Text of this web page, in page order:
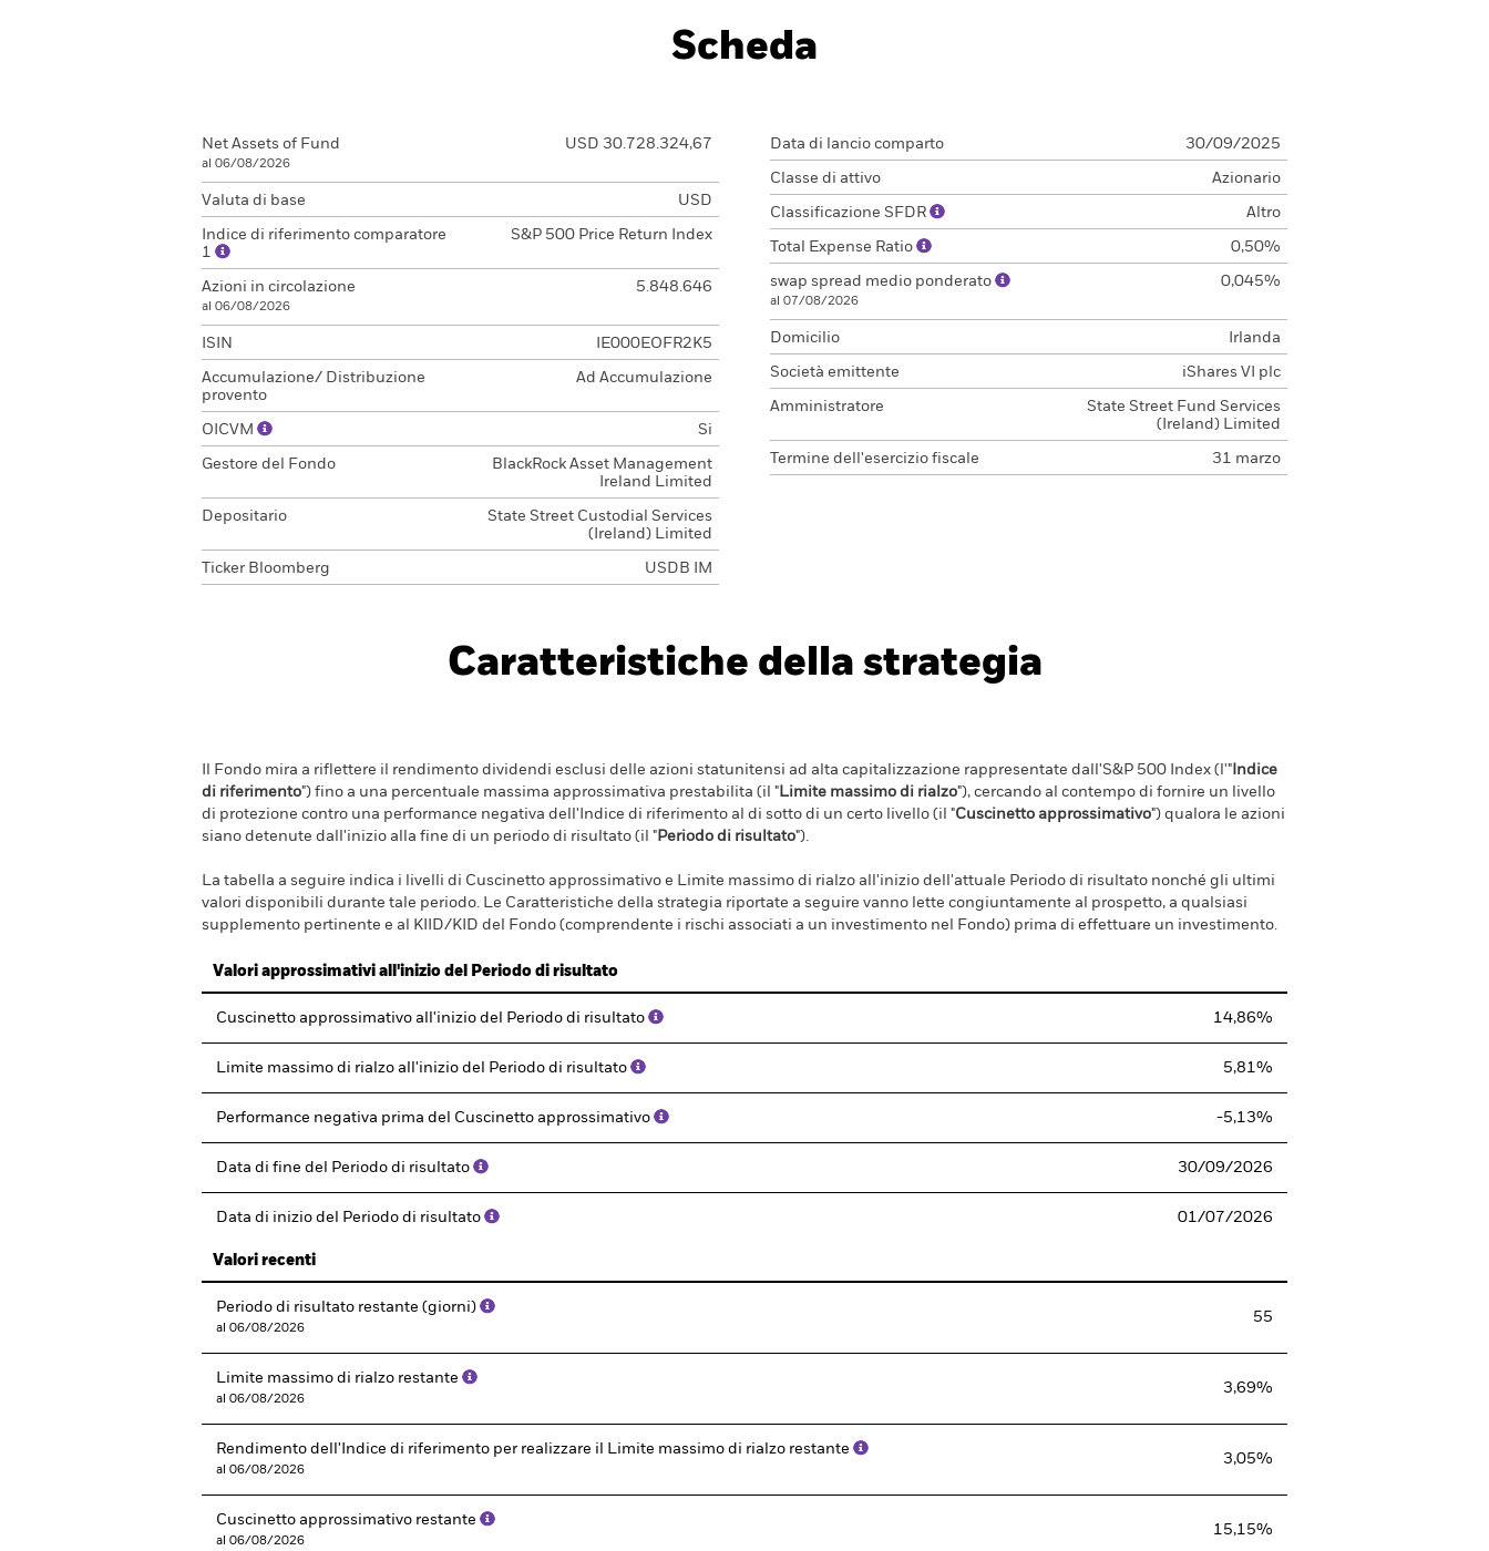
Scheda
Net Assets of Fund
al 06/08/2026
USD 30.728.324,67
Valuta di base USD
Indice di riferimento comparatore
1
S&P 500 Price Return Index
Azioni in circolazione
al 06/08/2026
5.848.646
ISIN IE000EOFR2K5
Accumulazione/ Distribuzione
provento
Ad Accumulazione
OICVM Si
Gestore del Fondo
BlackRock Asset Management
Ireland Limited
Depositario
State Street Custodial Services
(Ireland) Limited
Ticker Bloomberg USDB IM
Data di lancio comparto 30/09/2025
Classe di attivo Azionario
Classificazione SFDR Altro
Total Expense Ratio 0,50%
swap spread medio ponderato
al 07/08/2026
0,045%
Domicilio Irlanda
Società emittente iShares VI plc
Amministratore
State Street Fund Services
(Ireland) Limited
Termine dell'esercizio fiscale 31 marzo
Caratteristiche della strategia
Il Fondo mira a riflettere il rendimento dividendi esclusi delle azioni statunitensi ad alta capitalizzazione rappresentate dall'S&P 500 Index (l'" Indice
di riferimento") fino a una percentuale massima approssimativa prestabilita (il " Limite massimo di rialzo"), cercando al contempo di fornire un livello
di protezione contro una performance negativa dell'Indice di riferimento al di sotto di un certo livello (il "Cuscinetto approssimativo") qualora le azioni
siano detenute dall'inizio alla fine di un periodo di risultato (il " Periodo di risultato").
La tabella a seguire indica i livelli di Cuscinetto approssimativo e Limite massimo di rialzo all'inizio dell'attuale Periodo di risultato nonché gli ultimi
valori disponibili durante tale periodo. Le Caratteristiche della strategia riportate a seguire vanno lette congiuntamente al prospetto, a qualsiasi
supplemento pertinente e al KIID/KID del Fondo (comprendente i rischi associati a un investimento nel Fondo) prima di effettuare un investimento.
Valori approssimativi all'inizio del Periodo di risultato
Cuscinetto approssimativo all'inizio del Periodo di risultato 14,86%
Limite massimo di rialzo all'inizio del Periodo di risultato 5,81%
Performance negativa prima del Cuscinetto approssimativo -5,13%
Data di fine del Periodo di risultato 30/09/2026
Data di inizio del Periodo di risultato 01/07/2026
Valori recenti
Periodo di risultato restante (giorni)
al 06/08/2026
55
Limite massimo di rialzo restante
al 06/08/2026
3,69%
Rendimento dell'Indice di riferimento per realizzare il Limite massimo di rialzo restante
al 06/08/2026
3,05%
Cuscinetto approssimativo restante
al 06/08/2026
15,15%